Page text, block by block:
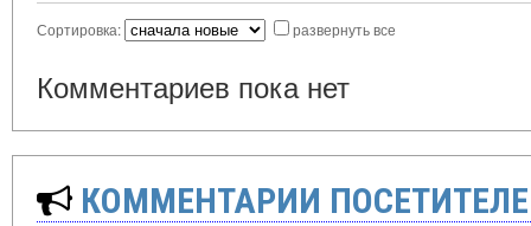
Сортировка: развернуть все
Комментариев пока нет
КОММЕНТАРИИ